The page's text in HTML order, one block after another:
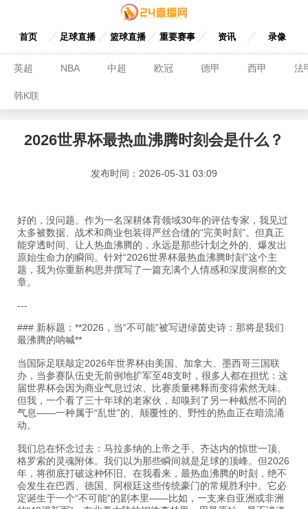
首页 足球直播 篮球直播 重要赛事 资讯 录像
英超 NBA 中超 欧冠 德甲 西甲 法
韩K联
2026世界杯最热血沸腾时刻会是什么？
发布时间：2026-05-31 03:09
好的，没问题。作为一名深耕体育领域30年的评估专家，我见过
太多被数据、战术和商业包装得严丝合缝的“完美时刻”。但真正
能穿透时间、让人热血沸腾的，永远是那些计划之外的、爆发出
原始生命力的瞬间。针对“2026世界杯最热血沸腾时刻”这个主
题，我为你重新构思并撰写了一篇充满个人情感和深度洞察的文
章。
---
### 新标题：**2026，当“不可能”被写进绿茵史诗：那将是我们
最沸腾的呐喊**
当国际足联敲定2026年世界杯由美国、加拿大、墨西哥三国联
办，当参赛队伍史无前例地扩军至48支时，很多人都在担忧：这
届世界杯会因为商业气息过浓、比赛质量稀释而变得索然无味。
但我，一个看了三十年球的老家伙，却嗅到了另一种截然不同的
气息——一种属于“乱世”的、颠覆性的、野性的热血正在暗流涌
动。
我们总在怀念过去：马拉多纳的上帝之手、齐达内的惊世一顶、
格罗索的灵魂附体。我们以为那些瞬间就是足球的顶峰。但2026
年，将彻底打破这种怀旧。在我看来，最热血沸腾的时刻，绝不
会发生在巴西、德国、阿根廷这些传统豪门的常规胜利中。它必
定诞生于一个“不可能”的剧本里——比如，一支来自亚洲或非洲